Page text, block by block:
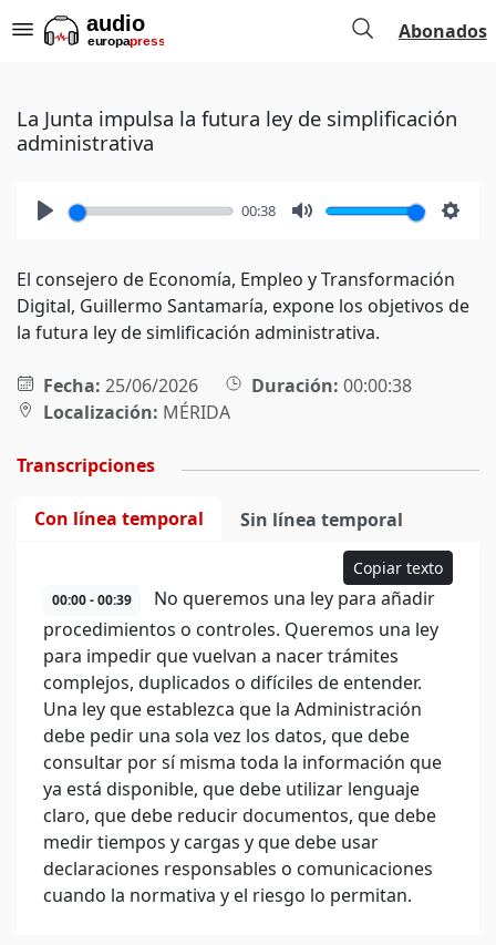
Abonados
La Junta impulsa la futura ley de simplificación
administrativa
00:38
El consejero de Economía, Empleo y Transformación
Digital, Guillermo Santamaría, expone los objetivos de
la futura ley de simlificación administrativa.
Fecha: 25/06/2026 Duración: 00:00:38
Localización: MÉRIDA
Transcripciones
Con línea temporal Sin línea temporal
Copiar texto
00:00 - 00:39
No queremos una ley para añadir
procedimientos o controles. Queremos una ley
para impedir que vuelvan a nacer trámites
complejos, duplicados o difíciles de entender.
Una ley que establezca que la Administración
debe pedir una sola vez los datos, que debe
consultar por sí misma toda la información que
ya está disponible, que debe utilizar lenguaje
claro, que debe reducir documentos, que debe
medir tiempos y cargas y que debe usar
declaraciones responsables o comunicaciones
cuando la normativa y el riesgo lo permitan.